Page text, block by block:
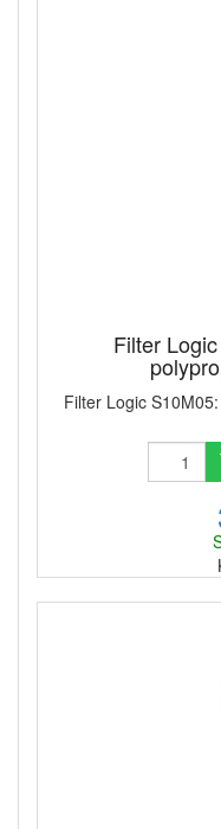
Filter
Filter Logic